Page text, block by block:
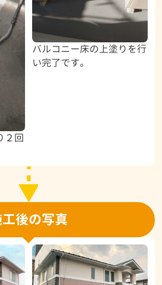
２回
バルコニー床の上塗りを行
い完了です。
後の写真